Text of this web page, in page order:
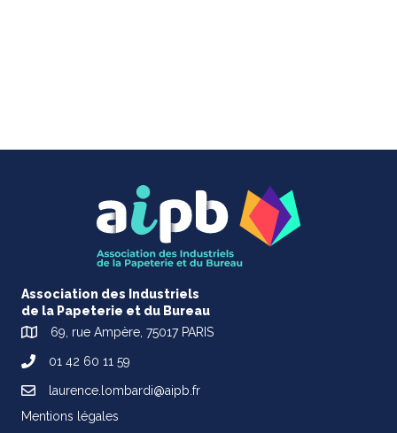
Association des Industriels
de la Papeterie et du Bureau
69, rue Ampère, 75017 PARIS
01 42 60 11 59
laurence.lombardi@aipb.fr
Mentions légales